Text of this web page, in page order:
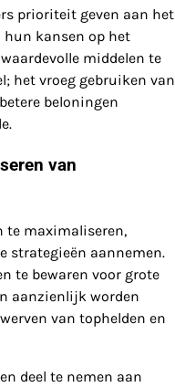
prioriteit geven aan het
hun kansen op het
middelen te
het vroeg gebruiken van
beloningen
van
te maximaliseren,
strategieën aannemen.
te bewaren voor grote
aanzienlijk worden
van tophelden en
deel te nemen aan